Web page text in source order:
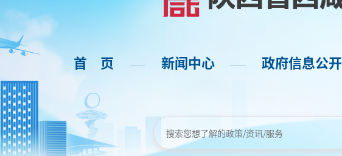
首 页 —— 新闻中心 —— 政府信息公开